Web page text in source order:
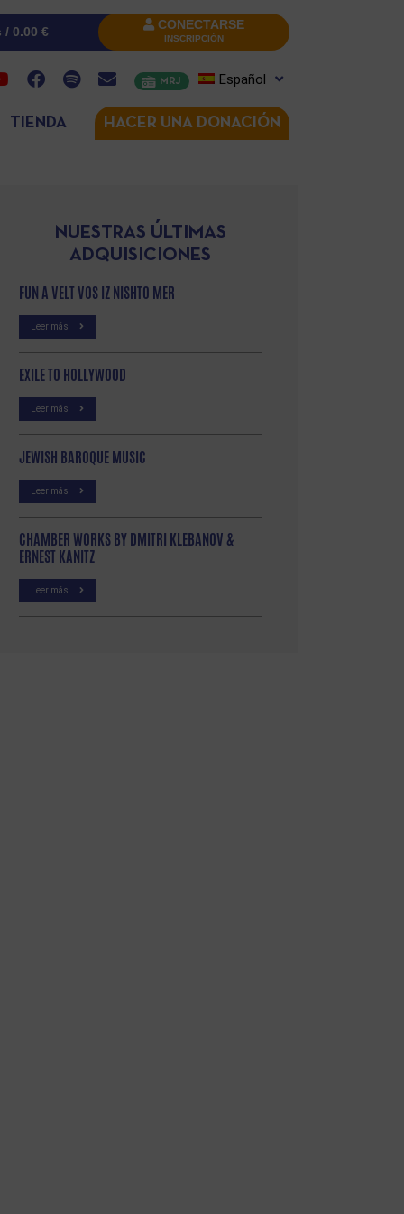
/ 0.00 € CONECTARSE
INSCRIPCIÓN
MRJ Español
TIENDA HACER UNA DONACIÓN
NUESTRAS ÚLTIMAS
ADQUISICIONES
FUN A VELT VOS IZ NISHTO MER
Leer más
EXILE TO HOLLYWOOD
Leer más
JEWISH BAROQUE MUSIC
Leer más
CHAMBER WORKS BY DMITRI KLEBANOV &
ERNEST KANITZ
Leer más